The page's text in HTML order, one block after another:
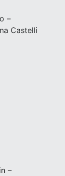
–
Castelli
–